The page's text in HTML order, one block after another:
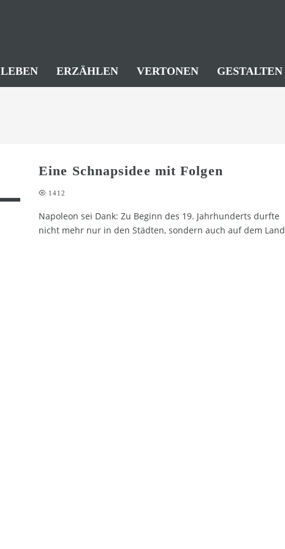
LEBEN ERZÄHLEN VERTONEN GESTALTEN
Eine Schnapsidee mit Folgen
1412
Napoleon sei Dank: Zu Beginn des 19. Jahrhunderts durfte
nicht mehr nur in den Städten, sondern auch auf dem Land